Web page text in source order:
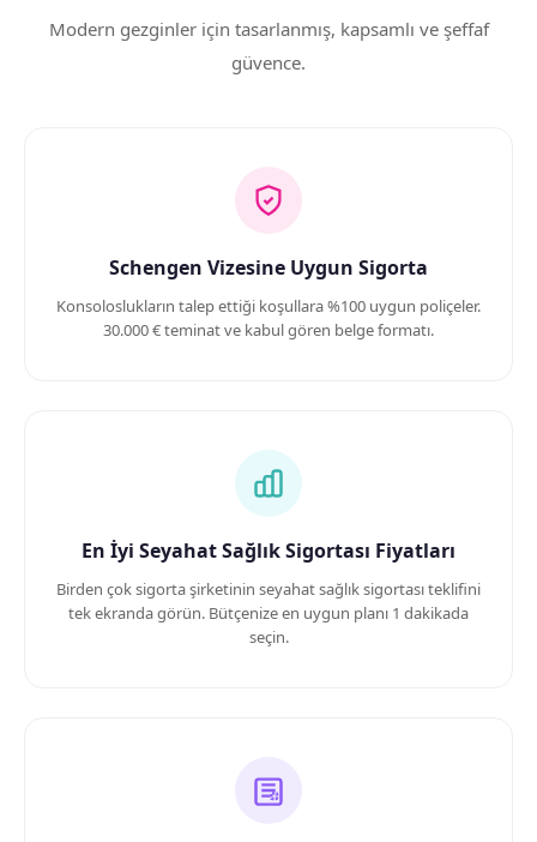
Modern gezginler için tasarlanmış, kapsamlı ve şeffaf
güvence.
Schengen Vizesine Uygun Sigorta
Konsoloslukların talep ettiği koşullara %100 uygun poliçeler.
30.000 € teminat ve kabul gören belge formatı.
En İyi Seyahat Sağlık Sigortası Fiyatları
Birden çok sigorta şirketinin seyahat sağlık sigortası teklifini
tek ekranda görün. Bütçenize en uygun planı 1 dakikada
seçin.